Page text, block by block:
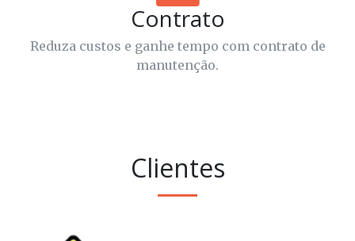
Contrato
Reduza custos e ganhe tempo com contrato de
manutenção.
Clientes